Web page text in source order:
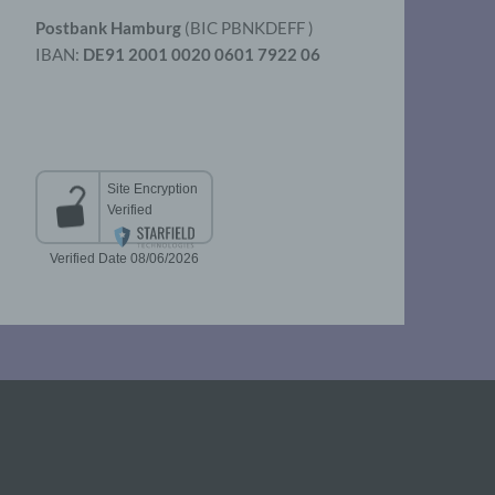
Postbank Hamburg (BIC PBNKDEFF )
IBAN: DE91 2001 0020 0601 7922 06